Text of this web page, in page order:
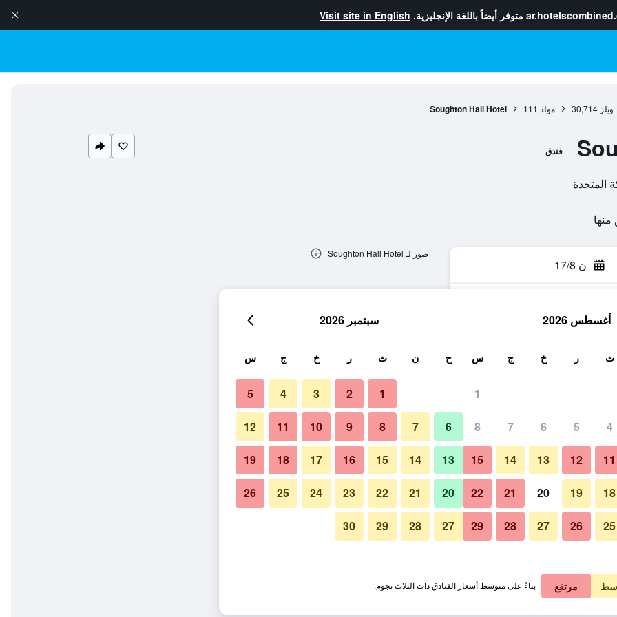
متوفر أيضاً باللغة الإنجليزية. Visit site in English
ويلز 30,714 مولد 111
Soughton Hall Hotel
فندق
ن 17/8
عرض الأسعار
عرض الأسعار
صور لـ Soughton Hall Hotel
أغسطس 2026
ث ر خ ج س
1
4
5
6
7
8
11
12
13
14
15
18
19
20
21
22
25
26
27
28
29
سبتمبر 2026
ح ن ث ر خ ج س
1
2
3
4
5
6
7
8
9
10
11
12
13
14
15
16
17
18
19
20
21
22
23
24
25
26
27
28
29
30
مرتفع بناءً على متوسط أسعار الفنادق ذات الثلاث نجوم.